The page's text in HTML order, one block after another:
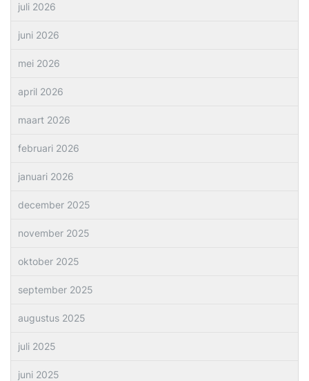
juli 2026
juni 2026
mei 2026
april 2026
maart 2026
februari 2026
januari 2026
december 2025
november 2025
oktober 2025
september 2025
augustus 2025
juli 2025
juni 2025